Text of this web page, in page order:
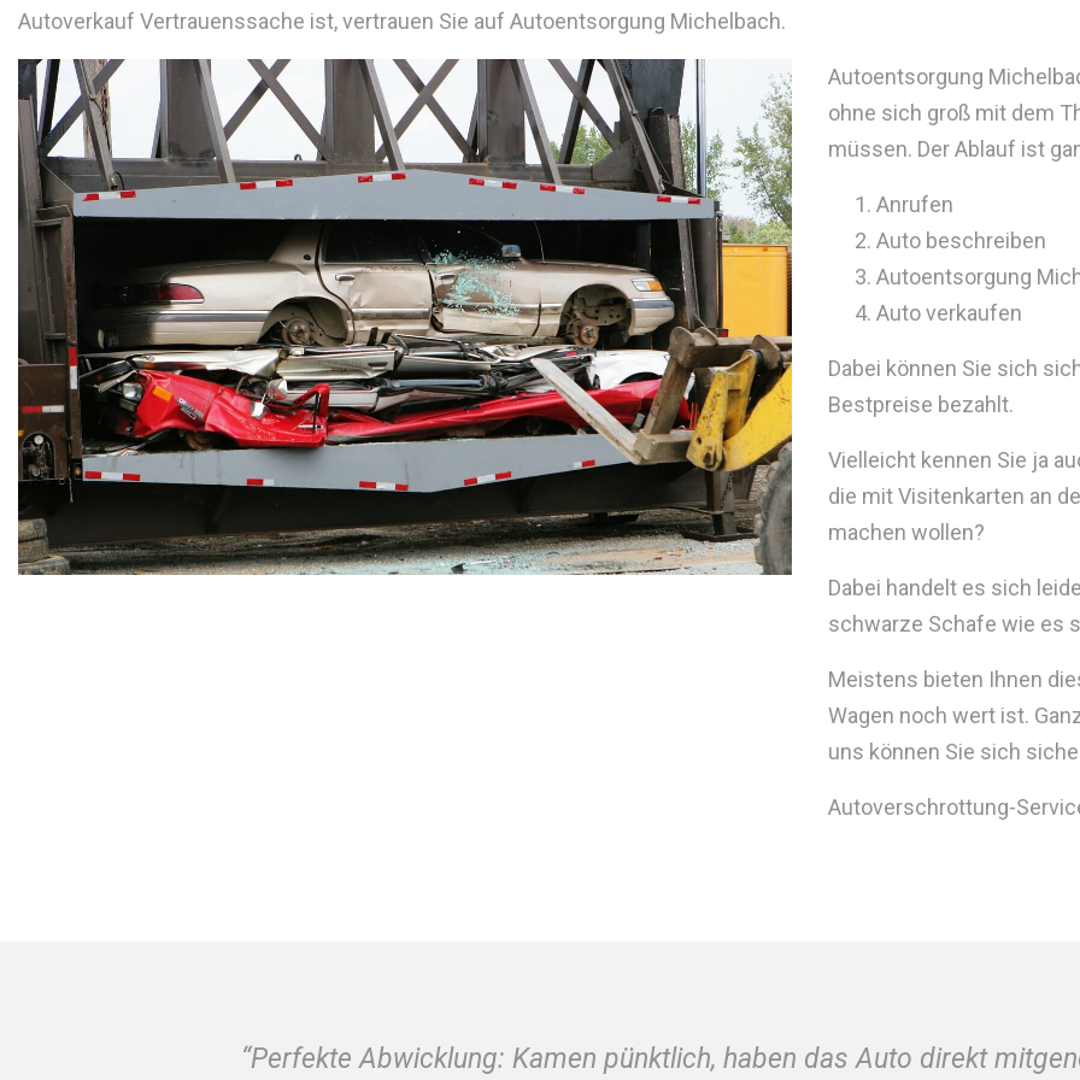
Autoverkauf Vertrauenssache ist, vertrauen Sie auf Autoentsorgung Michelbach.
Autoentsorgung
ohne sich groß mit dem
müssen. Der Ablauf ist
Anrufen
Auto beschreiben
Autoentsorgung
Auto verkaufen
Dabei können Sie sich
Bestpreise bezahlt.
Vielleicht kennen Sie ja
die mit Visitenkarten an
machen wollen?
Dabei handelt es sich
schwarze Schafe wie es
Meistens bieten Ihnen
Wagen noch wert ist.
uns können Sie sich
Autoverschrottung-
“Perfekte Abwicklung: Kamen pünktlich, haben das Auto direkt